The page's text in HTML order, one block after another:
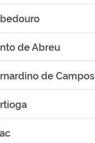
de Abreu
de Campos